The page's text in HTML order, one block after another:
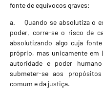
fonte de equívocos graves:
a. Quando se absolutiza o
poder, corre-se o risco de
absolutizando algo cuja
próprio, mas unicamente em
autoridade e poder
submeter-se aos
comum e da justiça.